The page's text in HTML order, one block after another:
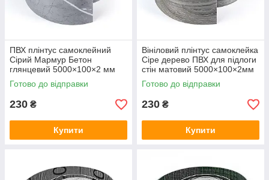
ПВХ плінтус самоклейний
Сірий Мармур Бетон
глянцевий 5000×100×2 мм
ПВХ молдинг для підлоги і
стін SW-00002122
Готово до відправки
230 ₴
Купити
Вініловий плінтус самоклейка
Сіре дерево ПВХ для підлоги
стін матовий 5000×100×2мм
текстура дошка SW-00002123
Готово до відправки
230 ₴
Купити